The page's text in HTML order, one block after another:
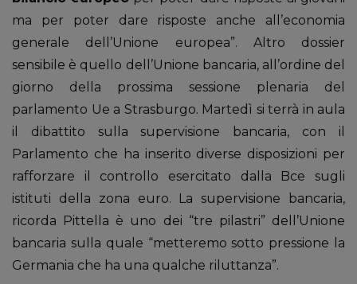
ma per poter dare risposte anche all’economia
generale dell’Unione europea”. Altro dossier
sensibile è quello dell’Unione bancaria, all’ordine del
giorno della prossima sessione plenaria del
parlamento Ue a Strasburgo. Martedì si terrà in aula
il dibattito sulla supervisione bancaria, con il
Parlamento che ha inserito diverse disposizioni per
rafforzare il controllo esercitato dalla Bce sugli
istituti della zona euro. La supervisione bancaria,
ricorda Pittella è uno dei “tre pilastri” dell’Unione
bancaria sulla quale “metteremo sotto pressione la
Germania che ha una qualche riluttanza”.